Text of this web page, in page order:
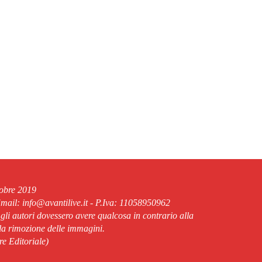
2019
info@avantilive.it - P.Iva: 11058950962
autori dovessero avere qualcosa in contrario alla
rimozione delle immagini.
Editoriale)